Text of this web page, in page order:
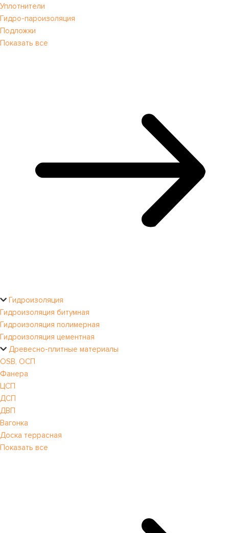
Уплотнители
Гидро-пароизоляция
Подложки
Показать все
Гидроизоляция
Гидроизоляция битумная
Гидроизоляция полимерная
Гидроизоляция цементная
Древесно-плитные материалы
OSB, ОСП
Фанера
ЦСП
ДСП
ДВП
Вагонка
Доска террасная
Показать все